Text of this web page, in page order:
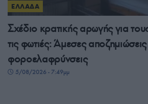
ΕΛΛΑΔΑ
Σχέδιο κρατικής αρωγής για
τις φωτιές: Άμεσες αποζημιώσεις
φοροελαφρύνσεις
5/08/2026 - 7:49μμ